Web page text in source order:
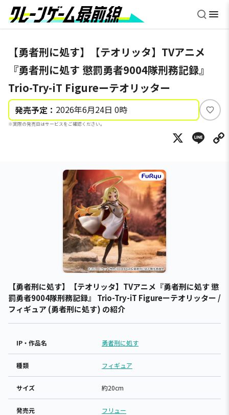
【勇者刑に処す】【テオリッタ】TVアニメ
『勇者刑に処す 懲罰勇者9004隊刑務記録』
Trio-Try-iT Figureーテオリッター
発売予定： 2026年6月24日 0時
※実際の発売日はサービスをご確認ください。
い
ね
X
【勇者刑に処す】【テオリッタ】TVアニメ『勇者刑に処す 懲
罰勇者9004隊刑務記録』 Trio-Try-iT Figureーテオリッター /
フィギュア (勇者刑に処す) の紹介
IP・作品名 勇者刑に処す
種類 フィギュア
サイズ 約20cm
発売元 フリュー